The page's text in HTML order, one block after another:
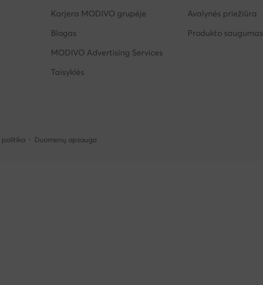
Karjera MODIVO grupėje
Blogas
MODIVO Advertising Services
Taisyklės
Avalynės priežiūra
Produkto saugumas
Duomenų apsauga